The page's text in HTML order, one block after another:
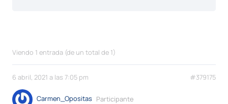
Viendo 1 entrada (de un total de 1)
6 abril, 2021 a las 7:05 pm #379175
Carmen_Opositas Participante